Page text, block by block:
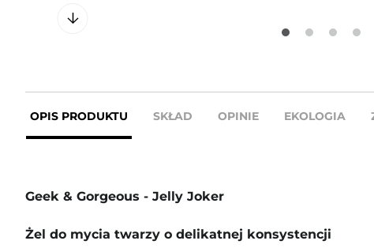
OPIS PRODUKTU SKŁAD OPINIE EKOLOGIA
Geek & Gorgeous - Jelly Joker
Żel do mycia twarzy o delikatnej konsystencji